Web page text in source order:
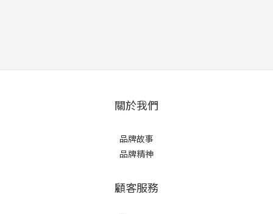
關於我們
品牌故事
品牌精神
顧客服務